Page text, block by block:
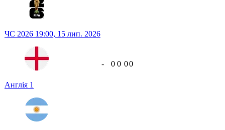
ЧС 2026 19:00, 15 лип. 2026
Англія 1
- 0 0 00